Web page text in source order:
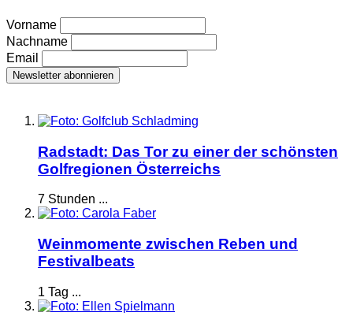
Vorname
Nachname
Email
Radstadt: Das Tor zu einer der schönsten
Golfregionen Österreichs
7 Stunden ...
Weinmomente zwischen Reben und
Festivalbeats
1 Tag ...